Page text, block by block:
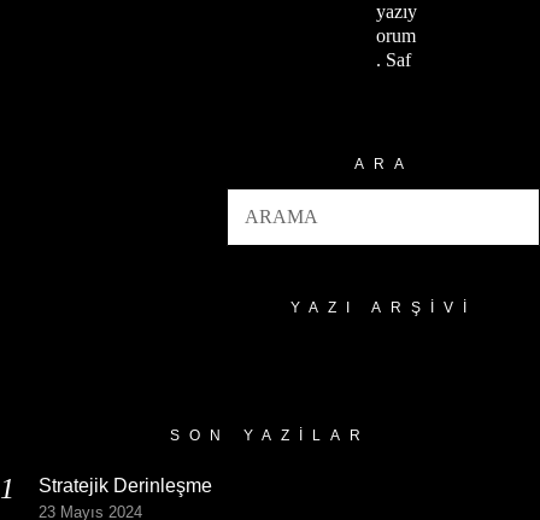
yazıy
orum
. Saf
ARA
YAZI ARŞIVI
SON YAZILAR
Stratejik Derinleşme
23 Mayıs 2024